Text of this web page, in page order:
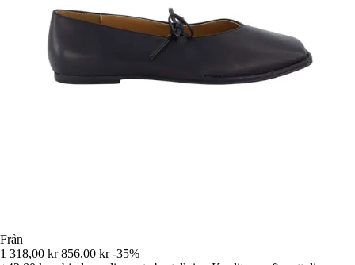
Från
1 318,00 kr 856,00 kr -35%